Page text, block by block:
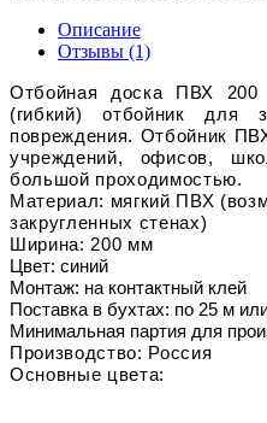
Описание
Отзывы (1)
Отбойная доска ПВХ 200
(гибкий) отбойник
повреждения. Отбойник
учреждений, офисов,
большой проходимостью.
Материал: мягкий ПВХ
закругленных стенах)
Ширина: 200 мм
Цвет: синий
Монтаж: на контактный клей
Поставка в бухтах: по 25 м
Минимальная партия для
Производство: Россия
Основные цвета: